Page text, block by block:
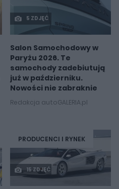
5 ZDJĘĆ
Salon Samochodowy w
Paryżu 2026. Te
samochody zadebiutują
już w październiku.
Nowości nie zabraknie
Redakcja autoGALERIA.pl
PRODUCENCI I RYNEK
15 ZDJĘĆ